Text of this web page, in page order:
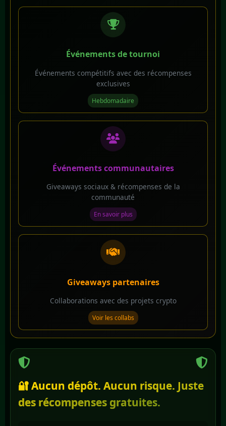
Événements de tournoi
Événements compétitifs avec des récompenses
exclusives
Hebdomadaire
Événements communautaires
Giveaways sociaux & récompenses de la
communauté
En savoir plus
Giveaways partenaires
Collaborations avec des projets crypto
Voir les collabs
🔐 Aucun dépôt. Aucun risque. Juste
des récompenses gratuites.